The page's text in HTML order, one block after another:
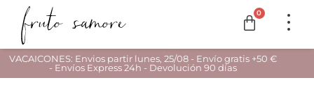
0
VACAICONES: Envios partir lunes, 25/08 - Envío gratis +50 €
- Envíos Express 24h - Devolución 90 días